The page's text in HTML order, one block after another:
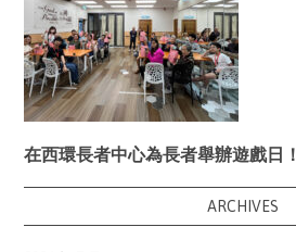
在西環長者中心為長者舉辦遊戲日！
ARCHIVES